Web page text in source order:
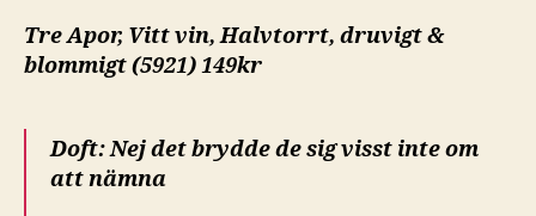
Tre Apor, Vitt vin, Halvtorrt, druvigt &
blommigt (5921) 149kr
Doft: Nej det brydde de sig visst inte om
att nämna